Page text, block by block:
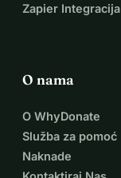
Zapier Integracija
O nama
O WhyDonate
Služba za pomoć
Naknade